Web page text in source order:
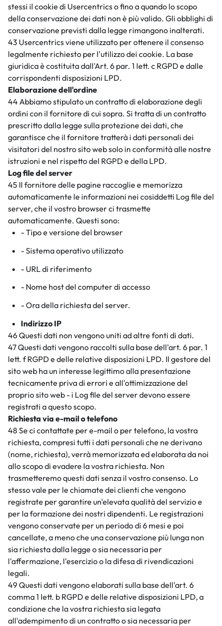
stessi il cookie di Usercentrics o fino a quando lo scopo
della conservazione dei dati non è più valido. Gli obblighi di
conservazione previsti dalla legge rimangono inalterati.
43 Usercentrics viene utilizzato per ottenere il consenso
legalmente richiesto per l'utilizzo dei cookie. La base
giuridica è costituita dall'Art. 6 par. 1 lett. c RGPD e dalle
corrispondenti disposizioni LPD.
Elaborazione dell'ordine
44 Abbiamo stipulato un contratto di elaborazione degli
ordini con il fornitore di cui sopra. Si tratta di un contratto
prescritto dalla legge sulla protezione dei dati, che
garantisce che il fornitore tratterà i dati personali dei
visitatori del nostro sito web solo in conformità alle nostre
istruzioni e nel rispetto del RGPD e della LPD.
Log file del server
45 Il fornitore delle pagine raccoglie e memorizza
automaticamente le informazioni nei cosiddetti Log file del
server, che il vostro browser ci trasmette
automaticamente. Questi sono:
- Tipo e versione del browser
- Sistema operativo utilizzato
- URL di riferimento
- Nome host del computer di accesso
- Ora della richiesta del server.
Indirizzo IP
46 Questi dati non vengono uniti ad altre fonti di dati.
47 Questi dati vengono raccolti sulla base dell'art. 6 par. 1
lett. f RGPD e delle relative disposizioni LPD. Il gestore del
sito web ha un interesse legittimo alla presentazione
tecnicamente priva di errori e all'ottimizzazione del
proprio sito web - i Log file del server devono essere
registrati a questo scopo.
Richiesta via e-mail o telefono
48 Se ci contattate per e-mail o per telefono, la vostra
richiesta, compresi tutti i dati personali che ne derivano
(nome, richiesta), verrà memorizzata ed elaborata da noi
allo scopo di evadere la vostra richiesta. Non
trasmetteremo questi dati senza il vostro consenso. Lo
stesso vale per le chiamate dei clienti che vengono
registrate per garantire un'elevata qualità del servizio e
per la formazione dei nostri dipendenti. Le registrazioni
vengono conservate per un periodo di 6 mesi e poi
cancellate, a meno che una conservazione più lunga non
sia richiesta dalla legge o sia necessaria per
l'affermazione, l'esercizio o la difesa di rivendicazioni
legali.
49 Questi dati vengono elaborati sulla base dell'art. 6
comma 1 lett. b RGPD e delle relative disposizioni LPD, a
condizione che la vostra richiesta sia legata
all'adempimento di un contratto o sia necessaria per